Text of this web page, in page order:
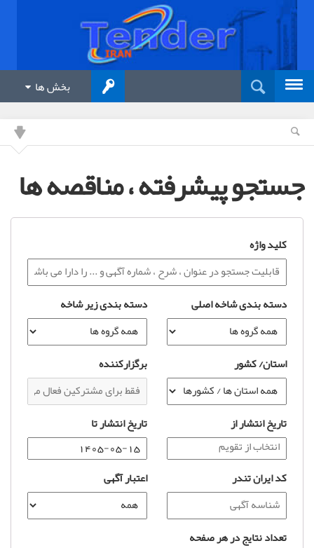
بخش ها
جستجو پیشرفته ، مناقصه ها
کلید واژه
دسته بندی شاخه اصلی دسته بندی زیر شاخه
استان/ کشور برگزارکننده
تاریخ انتشار از تاریخ انتشار تا
کد ایران تندر اعتبار آگهی
تعداد نتایج در هر صفحه